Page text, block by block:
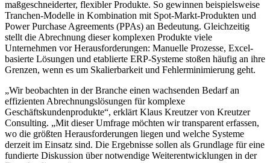
maßgeschneiderter, flexibler Produkte. So gewinnen beispielsweise
Tranchen-Modelle in Kombination mit Spot-Markt-Produkten und
Power Purchase Agreements (PPAs) an Bedeutung. Gleichzeitig
stellt die Abrechnung dieser komplexen Produkte viele
Unternehmen vor Herausforderungen: Manuelle Prozesse, Excel-
basierte Lösungen und etablierte ERP-Systeme stoßen häufig an ihre
Grenzen, wenn es um Skalierbarkeit und Fehlerminimierung geht.
„Wir beobachten in der Branche einen wachsenden Bedarf an
effizienten Abrechnungslösungen für komplexe
Geschäftskundenprodukte“, erklärt Klaus Kreutzer von Kreutzer
Consulting. „Mit dieser Umfrage möchten wir transparent erfassen,
wo die größten Herausforderungen liegen und welche Systeme
derzeit im Einsatz sind. Die Ergebnisse sollen als Grundlage für eine
fundierte Diskussion über notwendige Weiterentwicklungen in der